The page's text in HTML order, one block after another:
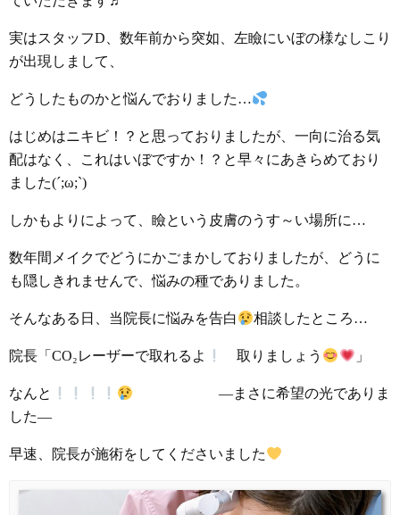
実はスタッフD、数年前から突如、左瞼にいぼの様なしこり
が出現しまして、
どうしたものかと悩んでおりました…
はじめはニキビ！？と思っておりましたが、一向に治る気
配はなく、これはいぼですか！？と早々にあきらめており
ました(´;ω;`)
しかもよりによって、瞼という皮膚のうす～い場所に…
数年間メイクでどうにかごまかしておりましたが、どうに
も隠しきれませんで、悩みの種でありました。
そんなある日、当院長に悩みを告白 相談したところ…
院長「CO₂レーザーで取れるよ 取りましょう 」
なんと
―まさに希望の光でありま
した―
早速、院長が施術をしてくださいました